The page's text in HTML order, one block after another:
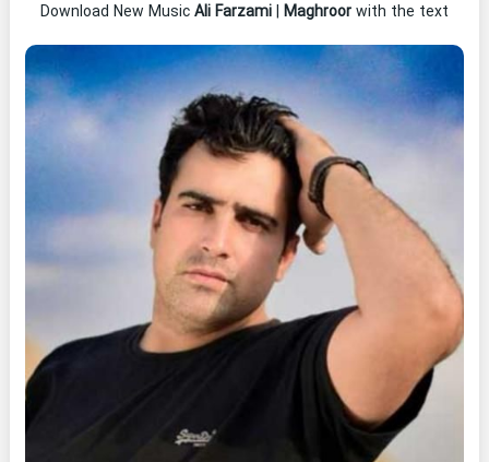
Download New Music Ali Farzami | Maghroor with the text